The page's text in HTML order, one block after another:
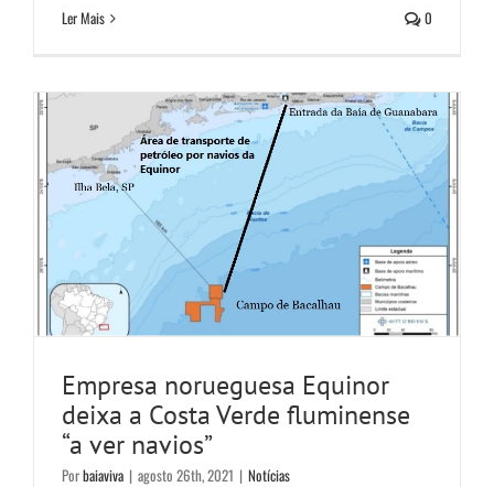
Ler Mais 0
Empresa norueguesa Equinor
deixa a Costa Verde fluminense
“a ver navios”
Porbaiaviva | agosto 26th, 2021 | Notícias